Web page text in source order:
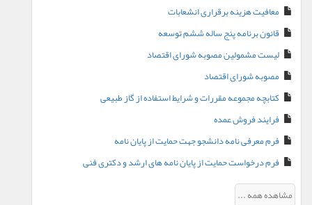
معافیت هزینه برقراری انشعابات
قانون برنامه پنج ساله ششم توسعه
لیست مشمولین مصوبه شورای اقتصاد
مصوبه شورای اقتصاد
کتابچه مجموعه مقررات و شرایط استفاده از گاز طبیعی
فرایند فروش عمده
فرم معرفی نامه دانشجو جهت حمایت از پایان نامه
فرم درخواست حمایت از پایان نامه های ارشد و دکتری فنی
مشاهده همه ...